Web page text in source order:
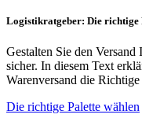
Logistikratgeber: Die richtige
Gestalten Sie den
sicher. In diesem Text
Warenversand die Richtige
Die richtige Palette wählen